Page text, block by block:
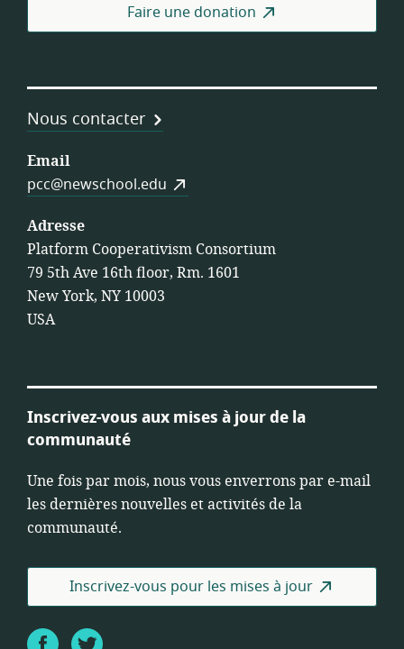
Faire une donation
Nous contacter
Email
pcc@newschool.edu
Adresse
Platform Cooperativism Consortium
79 5th Ave 16th floor, Rm. 1601
New York, NY 10003
USA
Inscrivez-vous aux mises à jour de la
communauté
Une fois par mois, nous vous enverrons par e-mail
les dernières nouvelles et activités de la
communauté.
Inscrivez-vous pour les mises à jour
FacebookTwitter